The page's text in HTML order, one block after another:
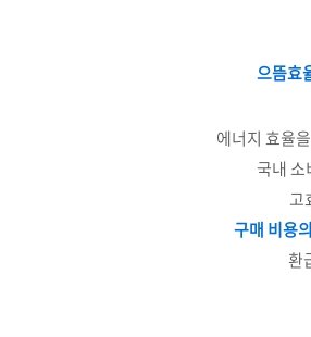
으뜸효
에너지 효율
국내 소
고
구매 비용
환